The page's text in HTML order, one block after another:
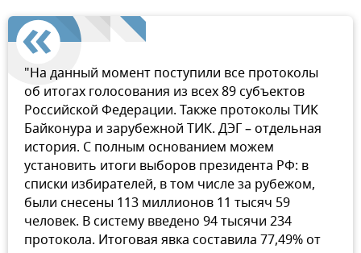
"На данный момент поступили все протоколы
об итогах голосования из всех 89 субъектов
Российской Федерации. Также протоколы ТИК
Байконура и зарубежной ТИК. ДЭГ – отдельная
история. С полным основанием можем
установить итоги выборов президента РФ: в
списки избирателей, в том числе за рубежом,
были снесены 113 миллионов 11 тысяч 59
человек. В систему введено 94 тысячи 234
протокола. Итоговая явка составила 77,49% от